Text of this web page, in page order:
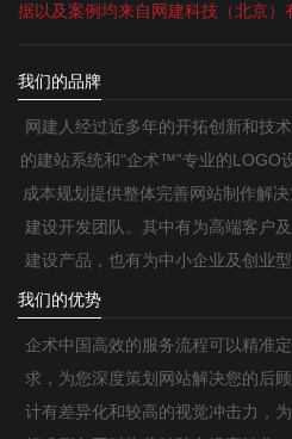
据以及案例均来自网建科技（北京）
我们的品牌
网建人经过近多年的开拓创新和技
的建站系统和“企术™”专业的LOGO
成本规划提供整体完善网站制作解
建设开发团队。其中有为高端客户
建设产品，也有为中小企业及创业
我们的优势
企术中国高效的服务流程可以精准
求，为您深度策划网站解决您的后
计有差异化和较高的视觉冲击力，